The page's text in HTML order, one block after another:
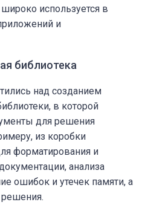
используется в
и
библиотека
над созданием
в которой
для решения
из коробки
форматирования и
анализа
ошибок и утечек памяти, а